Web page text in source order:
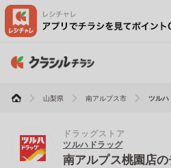
山梨県 南アルプス市 ツルハ
ドラッグストア
ツルハドラッグ
南アルプス桃園店